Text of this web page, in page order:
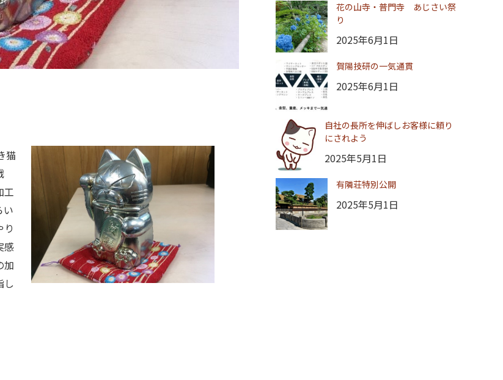
猫
工
い
感
加
し
花の山寺・普門寺 あじさい祭
り
2025年6月1日
賀陽技研の一気通貫
2025年6月1日
自社の長所を伸ばしお客様に頼り
にされよう
2025年5月1日
有隣荘特別公開
2025年5月1日